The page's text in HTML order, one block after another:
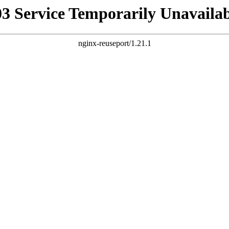
Service Temporarily
nginx-reuseport/1.21.1